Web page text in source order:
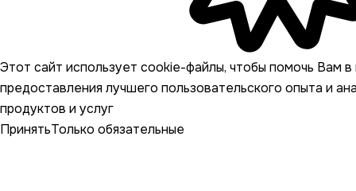
Этот сайт использует cookie-файлы, чтобы помочь Вам в
предоставления лучшего пользовательского опыта и
продуктов и услуг
ПринятьТолько обязательные